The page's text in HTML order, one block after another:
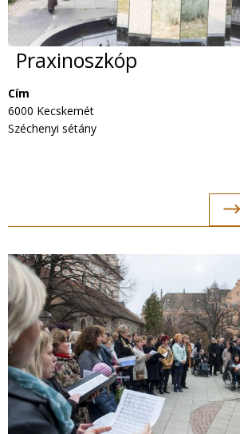
Praxinoszkóp
Cím
6000 Kecskemét
Széchenyi sétány